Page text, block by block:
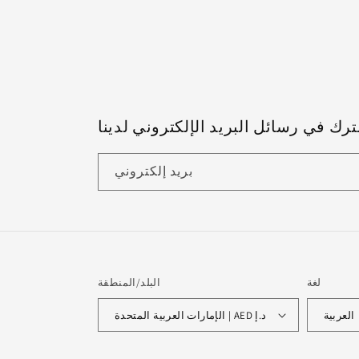
في رسائل البريد الإلكتروني لدينا
بريد إلكتروني
البلد/المنطقة
الإمارات العربية المتحدة | AED د.إ
لغة
العربية